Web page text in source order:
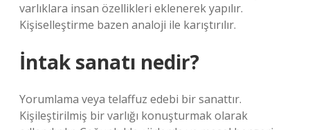
varlıklara insan özellikleri eklenerek yapılır.
Kişiselleştirme bazen analoji ile karıştırılır.
İntak sanatı nedir?
Yorumlama veya telaffuz edebi bir sanattır.
Kişileştirilmiş bir varlığı konuşturmak olarak